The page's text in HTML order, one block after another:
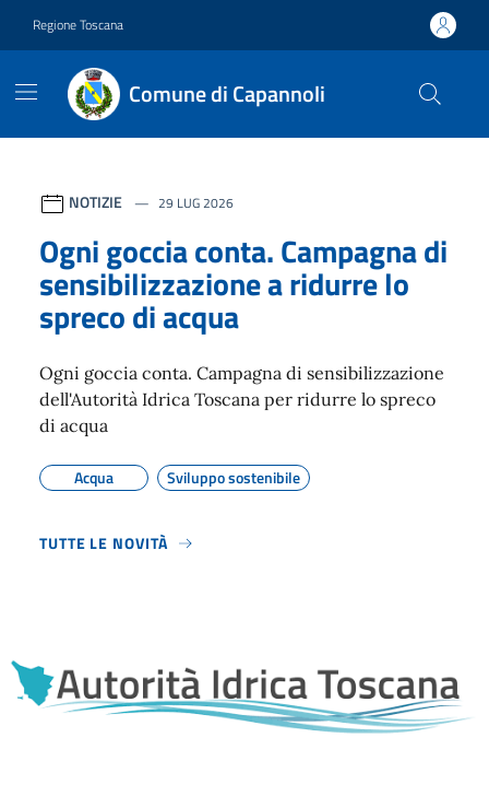
Regione Toscana
Comune di Capannoli
Contenuti in evidenza
NOTIZIE 29 LUG 2026
Ogni goccia conta. Campagna di
sensibilizzazione a ridurre lo
spreco di acqua
Ogni goccia conta. Campagna di sensibilizzazione
dell'Autorità Idrica Toscana per ridurre lo spreco
di acqua
Acqua Sviluppo sostenibile
TUTTE LE NOVITÀ